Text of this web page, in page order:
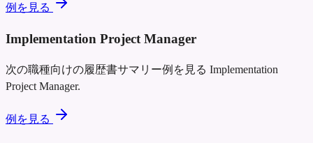
例を見る
Implementation Project Manager
次の職種向けの履歴書サマリー例を見る Implementation
Project Manager.
例を見る